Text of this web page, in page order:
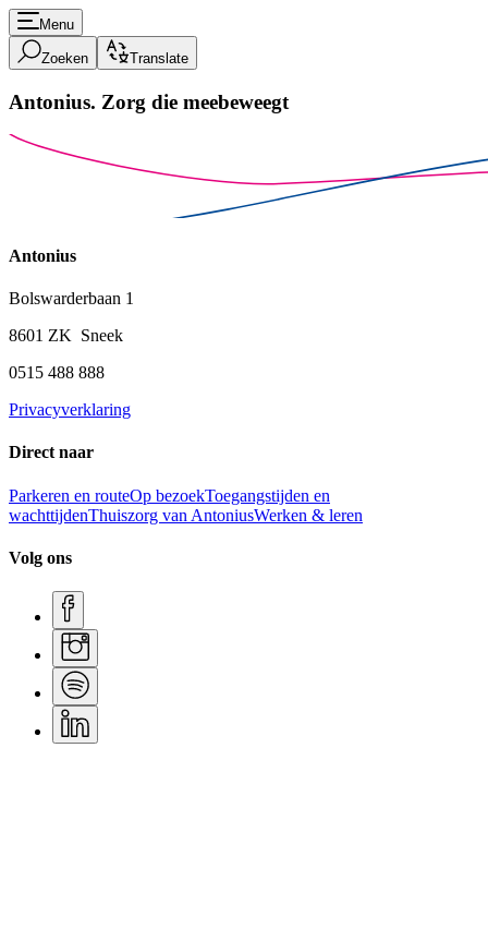
Menu
Zoeken Translate
Antonius. Zorg die meebeweegt
Antonius
Bolswarderbaan 1
8601 ZK Sneek
0515 488 888
Privacyverklaring
Direct naar
Parkeren en routeOp bezoekToegangstijden en
wachttijdenThuiszorg van AntoniusWerken & leren
Volg ons